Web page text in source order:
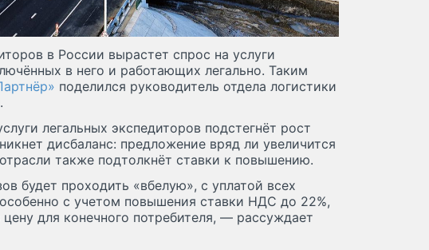
в России вырастет спрос на услуги
в него и работающих легально. Таким
поделился руководитель отдела логистики
.
легальных экспедиторов подстегнёт рост
дисбаланс: предложение вряд ли увеличится
также подтолкнёт ставки к повышению.
будет проходить «вбелую», с уплатой всех
с учетом повышения ставки НДС до 22%,
цену для конечного потребителя, — рассуждает